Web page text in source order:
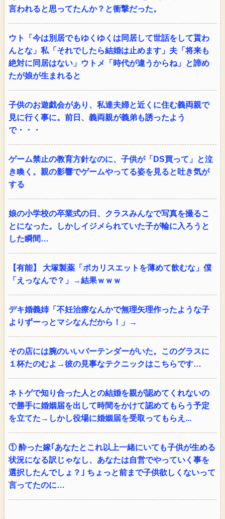
言われると思ってたんか？と衝撃だった。
ウト「今は別居でもゆくゆくは同居して世話をして貰わ
んとな」私「それでしたら結婚は止めます」夫「将来も
絶対に同居はない」ウトメ「時代が違うからね」と諦め
たが娘が生まれると
子供のお遊戯会があり、私達夫婦と近くに住む義両親で
見に行く事に。前日、義両親が義弟も誘ったよう
で・・・
ゲーム禁止の教育方針なのに、子供が「DS買って」と泣
き喚く。親の影響でゲームやってる姿を見ると吐き気が
する
娘の小学校の卒業式の日、クラスみんなで写真を撮るこ
とになった。しかしイジメられていた子が輪に入ろうと
した瞬間…
【有能】 大塚製薬「ポカリスエットを薄めて飲むな」僕
「えっなんで？」→結果ｗｗｗ
デキ婚義姉「不妊治療なんかで無理矢理作ったような子
よりずーっとマシなんだから！」→
その店には腕のいいバーテンダーがいた。このグラスに
１杯たのむよ→彼の見事なテクニックはこちらです…
ネトゲで知り合った人との結婚を親が認めてくれないの
で勝手に婚姻届を出して時間をかけて認めてもらう予定
を立てた→しかし役場に婚姻届を受取ってもらえ...
① 酔った嫁｢あなたとこれ以上一緒にいても子供が生める
状況になる訳じゃなし、あなたは自営でやっていく事を
選択したんでしょ？｣ ちょっと前まで子供欲しくないって
言ってたのに…